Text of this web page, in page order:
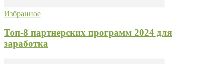
Избранное
Топ-8 партнерских программ 2024 для
заработка